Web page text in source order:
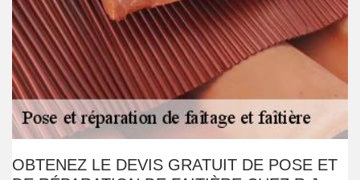
OBTENEZ LE DEVIS GRATUIT DE POSE ET